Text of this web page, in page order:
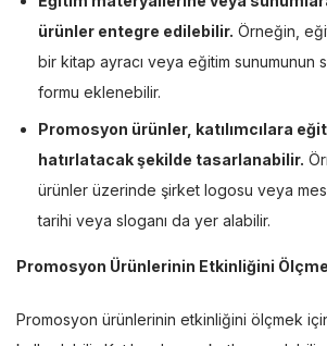
ürünler entegre edilebilir. Örneğin,
bir kitap ayracı veya eğitim sunumunun
formu eklenebilir.
Promosyon ürünler, katılımcılara
hatırlatacak şekilde tasarlanabilir.
ürünler üzerinde şirket logosu veya
tarihi veya sloganı da yer alabilir.
Promosyon Ürünlerinin Etkinliğini
Promosyon ürünlerinin etkinliğini ölçmek